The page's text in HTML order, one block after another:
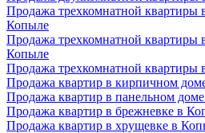
Продажа трехкомнатной квартиры
Копыле
Продажа трехкомнатной квартиры
Копыле
Продажа трехкомнатной квартиры
Продажа квартир в кирпичном
Продажа квартир в панельном
Продажа квартир в брежневке в
Продажа квартир в хрущевке в